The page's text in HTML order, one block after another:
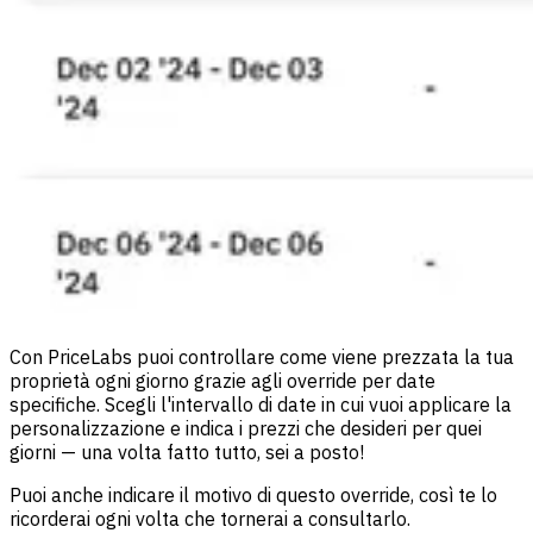
Con PriceLabs puoi controllare come viene prezzata la tua
proprietà ogni giorno grazie agli override per date
specifiche. Scegli l'intervallo di date in cui vuoi applicare la
personalizzazione e indica i prezzi che desideri per quei
giorni — una volta fatto tutto, sei a posto!
Puoi anche indicare il motivo di questo override, così te lo
ricorderai ogni volta che tornerai a consultarlo.